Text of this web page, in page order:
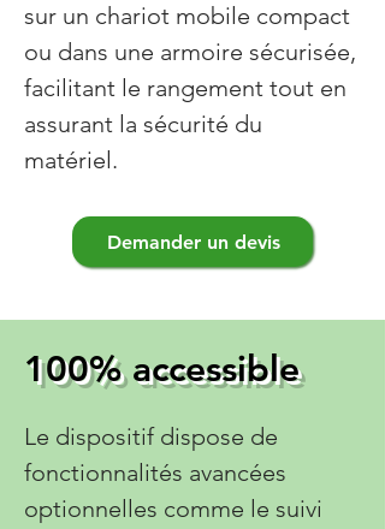
sur un chariot mobile compact
ou dans une armoire sécurisée,
facilitant le rangement tout en
assurant la sécurité du
matériel.
Demander un devis
100% accessible
Le dispositif dispose de
fonctionnalités avancées
optionnelles comme le suivi